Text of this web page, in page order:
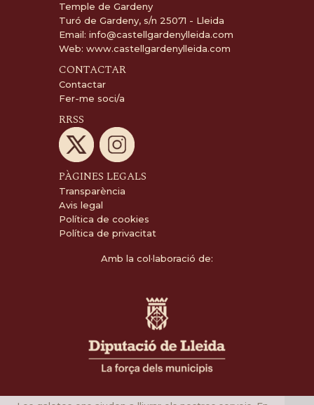
Temple de Gardeny
Turó de Gardeny, s/n 25071 - Lleida
Email: info@castellgardenylleida.com
Web: www.castellgardenylleida.com
CONTACTAR
Contactar
Fer-me soci/a
RRSS
PÀGINES LEGALS
Transparència
Avis legal
Política de cookies
Política de privacitat
Amb la col·laboració de: